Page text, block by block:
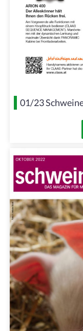
01/23